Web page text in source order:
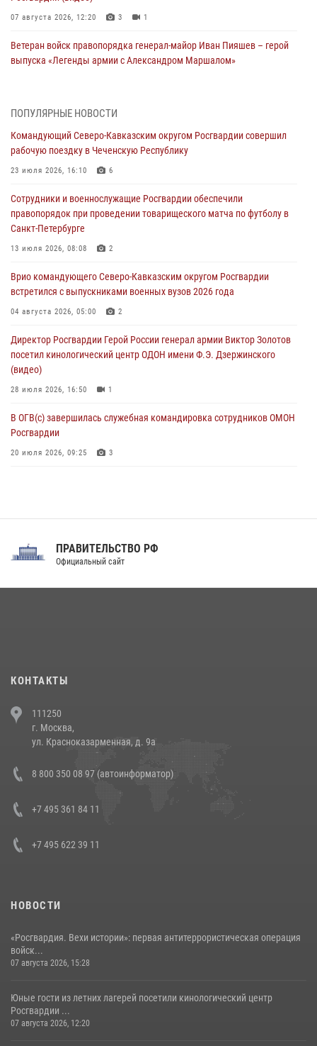
07 августа 2026, 12:20 3 1
Ветеран войск правопорядка генерал-майор Иван Пияшев – герой
выпуска «Легенды армии с Александром Маршалом»
Представители ФСБ России по Уральскому округу Росгвардии и
Кузнецова
07 августа 2026, 12:00
Смольного собора в Санкт-Петербурге (видео)
07 августа 2026, 11:34 3
В Курске росгвардейцы провели занятие по основам
07 августа 2026, 11:33
Рэпер ST посетил раненых росгвардейцев в Главном военном
07 августа 2026, 11:18
ПОПУЛЯРНЫЕ НОВОСТИ
Командующий Северо-Кавказским округом Росгвардии совершил
рабочую поездку в Чеченскую Республику
23 июля 2026, 16:10 6
Сотрудники и военнослужащие Росгвардии обеспечили
правопорядок при проведении товарищеского матча по футболу в
Санкт-Петербурге
13 июля 2026, 08:08 2
Врио командующего Северо-Кавказским округом Росгвардии
встретился с выпускниками военных вузов 2026 года
04 августа 2026, 05:00 2
Директор Росгвардии Герой России генерал армии Виктор Золотов
посетил кинологический центр ОДОН имени Ф.Э. Дзержинского
(видео)
28 июля 2026, 16:50 1
В ОГВ(с) завершилась служебная командировка сотрудников ОМОН
Росгвардии
20 июля 2026, 09:25 3
Праздник «Один день с Росгвардией» к 105-летию Центрального
напавших на бригаду скорой помощи (видео)
14 июля 2026, 12:20
В Росгвардии прошла военно-научная конференция по обобщению
боевого опыта
ПРАВИТЕЛЬСТВО РФ
Официальный сайт
КОНТАКТЫ
111250
г. Москва,
ул. Красноказарменная, д. 9а
8 800 350 08 97 (автоинформатор)
+7 495 361 84 11
+7 495 622 39 11
НОВОСТИ
«Росгвардия. Вехи истории»: первая антитеррористическая операция
войск...
07 августа 2026, 15:28
Юные гости из летних лагерей посетили кинологический центр
Росгвардии ...
07 августа 2026, 12:20